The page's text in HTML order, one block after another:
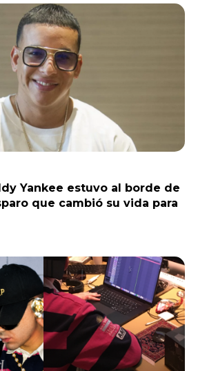
Yankee estuvo al borde de
que cambió su vida para